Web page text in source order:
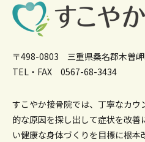
〒498-0803 三重県桑名郡木曽
TEL・FAX 0567-68-3434
すこやか接骨院では、丁寧なカ
的な原因を探し出して症状を改善
い健康な身体づくりを目標に根本